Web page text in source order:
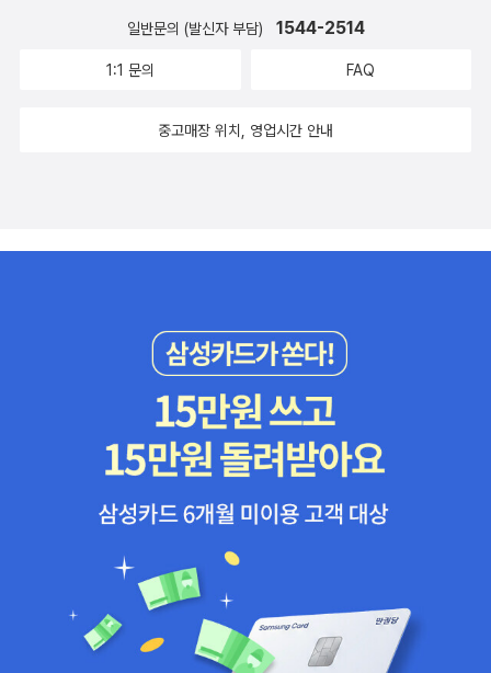
일반문의 (발신자 부담) 1544-2514
1:1 문의 FAQ
중고매장 위치, 영업시간 안내